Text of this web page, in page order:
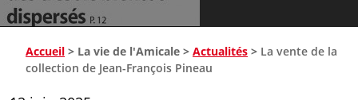
Accueil > La vie de l'Amicale > Actualités > La vente de la
collection de Jean-François Pineau